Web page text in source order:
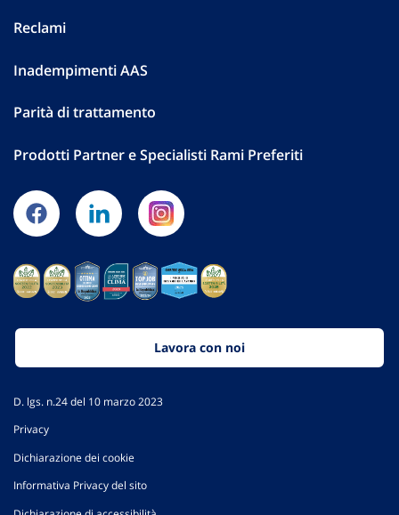
Reclami
Inadempimenti AAS
Parità di trattamento
Prodotti Partner e Specialisti Rami Preferiti
Lavora con noi
D. lgs. n.24 del 10 marzo 2023
Privacy
Dichiarazione dei cookie
Informativa Privacy del sito